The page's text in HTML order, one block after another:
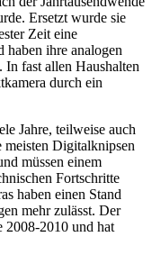
Ersetzt wurde sie
Zeit eine
haben ihre analogen
fast allen Haushalten
durch ein
Jahre, teilweise auch
meisten Digitalknipsen
müssen einem
Fortschritte
haben einen Stand
mehr zulässt. Der
2008-2010 und hat